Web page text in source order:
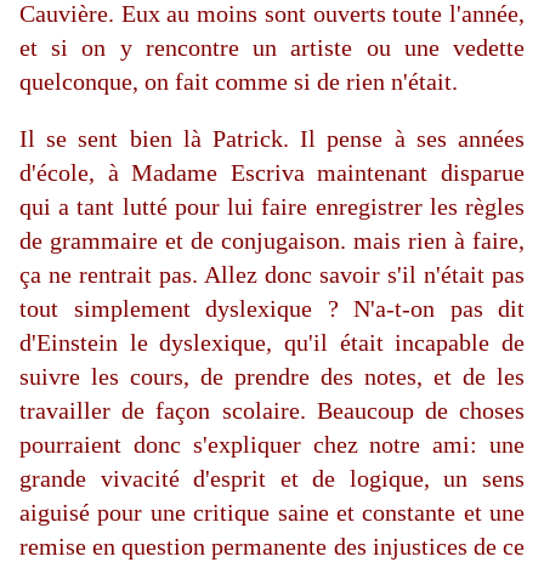
Cauvière. Eux au moins sont ouverts toute l'année,
et si on y rencontre un artiste ou une vedette
quelconque, on fait comme si de rien n'était.
Il se sent bien là Patrick. Il pense à ses années
d'école, à Madame Escriva maintenant disparue
qui a tant lutté pour lui faire enregistrer les règles
de grammaire et de conjugaison. mais rien à faire,
ça ne rentrait pas. Allez donc savoir s'il n'était pas
tout simplement dyslexique ? N'a-t-on pas dit
d'Einstein le dyslexique, qu'il était incapable de
suivre les cours, de prendre des notes, et de les
travailler de façon scolaire. Beaucoup de choses
pourraient donc s'expliquer chez notre ami: une
grande vivacité d'esprit et de logique, un sens
aiguisé pour une critique saine et constante et une
remise en question permanente des injustices de ce